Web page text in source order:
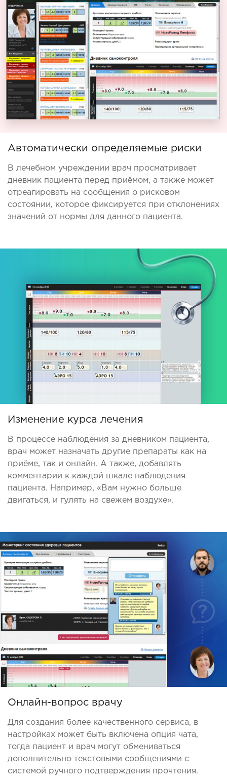
Автоматически определяемые риски
В лечебном учреждении врач просматривает
дневник пациента перед приёмом, а также может
отреагировать на сообщения о рисковом
состоянии, которое фиксируется при отклонениях
значений от нормы для данного пациента.
Изменение курса лечения
В процессе наблюдения за дневником пациента,
врач может назначать другие препараты как на
приёме, так и онлайн. А также, добавлять
комментарии к каждой шкале наблюдения
пациента. Например, «Вам нужно больше
двигаться, и гулять на свежем воздухе».
Онлайн-вопрос врачу
Для создания более качественного сервиса, в
настройках может быть включена опция чата,
тогда пациент и врач могут обмениваться
дополнительно текстовыми сообщениями с
системой ручного подтверждения прочтения.